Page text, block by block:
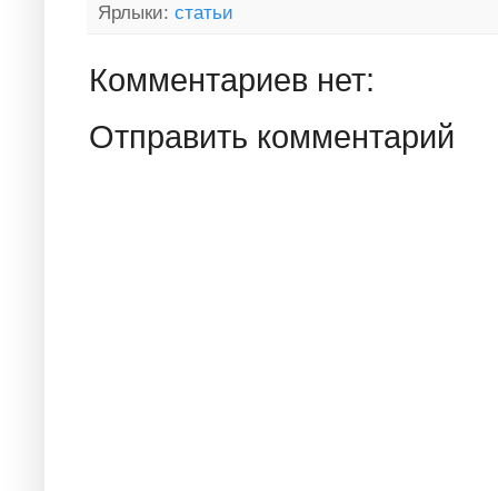
Ярлыки: статьи
Комментариев нет:
Отправить комментарий